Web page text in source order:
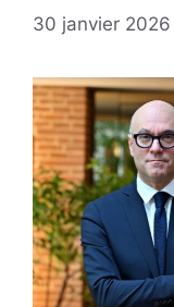
30 janvier 2026